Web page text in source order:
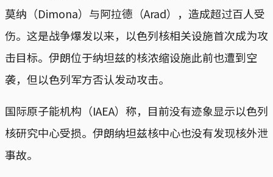
莫纳（Dimona）与阿拉德（Arad），造成超过百人受
伤。这是战争爆发以来，以色列核相关设施首次成为攻
击目标。伊朗位于纳坦兹的核浓缩设施此前也遭到空
袭，但以色列军方否认发动攻击。
国际原子能机构（IAEA）称，目前没有迹象显示以色列
核研究中心受损。伊朗纳坦兹核中心也没有发现核外泄
事故。